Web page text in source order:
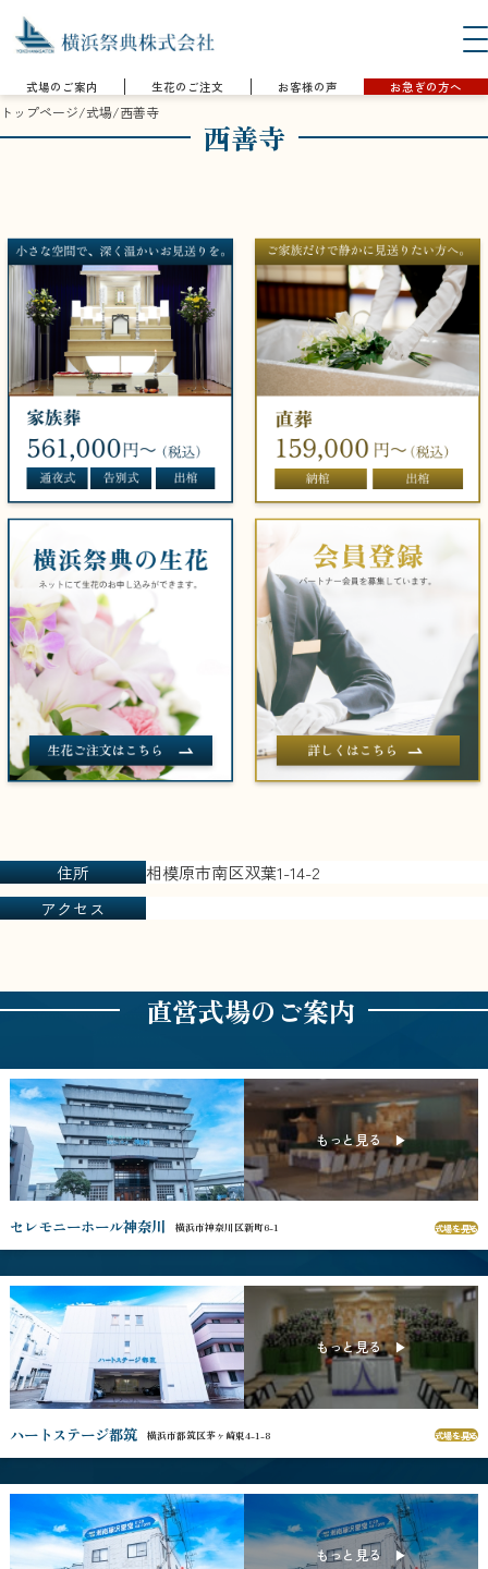
式場のご案内 生花のご注文 お客様の声 お急ぎの方へ
トップページ/式場/西善寺
西善寺
住所
相模原市南区双葉1-14-2
アクセス
直営式場のご案内
セレモニーホール神奈川 横浜市神奈川区新町6-1 式場を見る
ハートステージ都筑 横浜市都筑区茅ヶ崎東4-1-8 式場を見る